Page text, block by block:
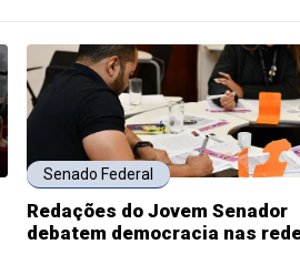
Senado Federal
Redações do Jovem Senador
debatem democracia nas